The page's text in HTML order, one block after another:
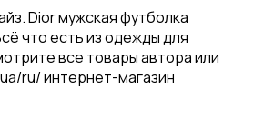
Dior мужская футболка
что есть из одежды для
все товары автора или
ru/ интернет-магазин